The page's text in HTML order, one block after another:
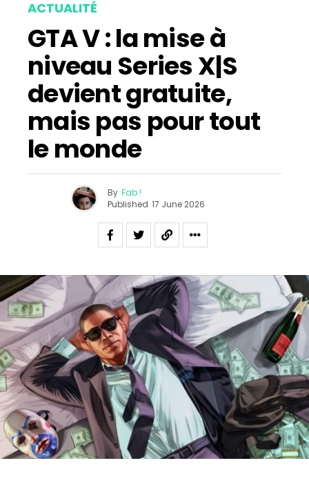
ACTUALITÉ
GTA V : la mise à
niveau Series X|S
devient gratuite,
mais pas pour tout
le monde
By Fab !
Published 17 June 2026